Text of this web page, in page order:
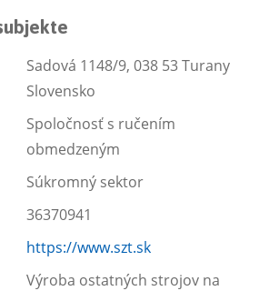
Sadová 1148/9, 038 53 Turany
Slovensko
Spoločnosť s ručením
obmedzeným
Súkromný sektor
36370941
https://www.szt.sk
Výroba ostatných strojov na